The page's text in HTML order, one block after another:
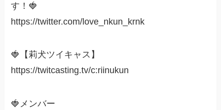
す！🍓
https://twitter.com/love_nkun_krnk
🍓【莉犬ツイキャス】
https://twitcasting.tv/c:riinukun
🍓メンバー